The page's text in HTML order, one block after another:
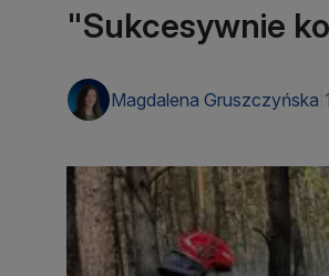
"Sukcesywnie
Magdalena Gruszczyńska